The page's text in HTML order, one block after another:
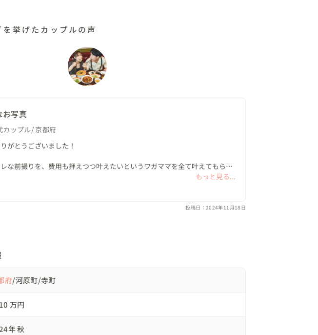
影開始
れ、集合場所へお越しくださいました。
案内すると、この付近で働いているという新婦様は「京都にこんなとこ
っくりされているご様子。
不慣れで、最初はぎこちない表情のおふたり。
でもリラックスしていただこうと、出会いや出身地などの話をしたり、
う意識しました。
婦とおしゃべりをしながら、懐かしい駄菓子をたくさん購入されてい
に、だんだんと撮影に慣れてきて、「かっこいい！」「可愛い〜！」の
せていただけました！
！🥟
挙げたカップルの声
お写真
カップル 京都府
がとうございました！
な前撮りを、費用も押えつつ叶えたいというワガママを全て叶えてもらい
もっと見る...
投稿日：2024年11月18日
府/河原町/寺町
万円
年 秋